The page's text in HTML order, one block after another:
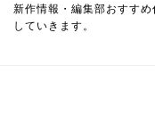
新作情報・編集部おすす
していきます。